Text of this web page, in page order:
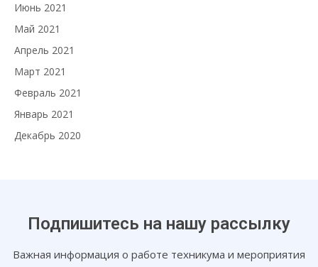
Июнь 2021
Май 2021
Апрель 2021
Март 2021
Февраль 2021
Январь 2021
Декабрь 2020
Подпишитесь на нашу рассылку
Важная информация о работе техникума и мероприятия